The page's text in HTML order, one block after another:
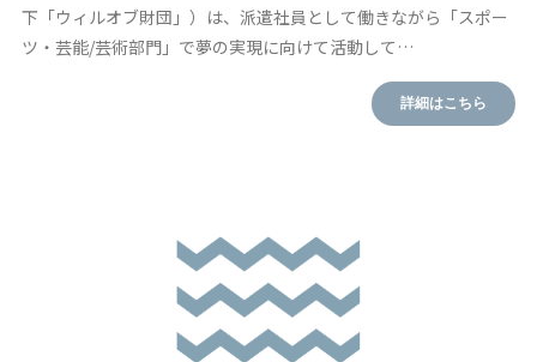
下「ウィルオブ財団」）は、派遣社員として働きながら「スポー
ツ・芸能/芸術部門」で夢の実現に向けて活動して…
詳細はこちら